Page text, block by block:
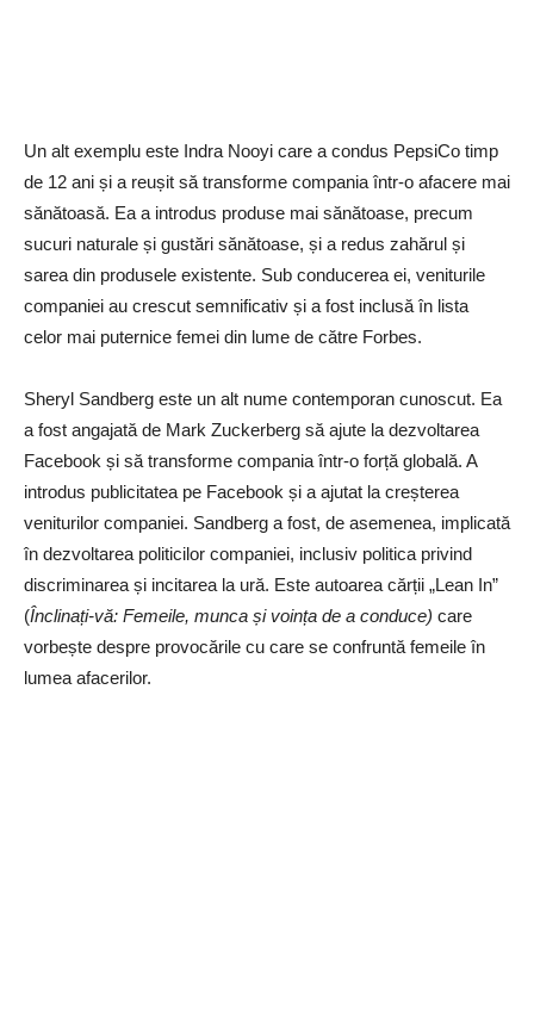
Un alt exemplu este Indra Nooyi care a condus PepsiCo timp
de 12 ani și a reușit să transforme compania într-o afacere mai
sănătoasă. Ea a introdus produse mai sănătoase, precum
sucuri naturale și gustări sănătoase, și a redus zahărul și
sarea din produsele existente. Sub conducerea ei, veniturile
companiei au crescut semnificativ și a fost inclusă în lista
celor mai puternice femei din lume de către Forbes.
Sheryl Sandberg este un alt nume contemporan cunoscut. Ea
a fost angajată de Mark Zuckerberg să ajute la dezvoltarea
Facebook și să transforme compania într-o forță globală. A
introdus publicitatea pe Facebook și a ajutat la creșterea
veniturilor companiei. Sandberg a fost, de asemenea, implicată
în dezvoltarea politicilor companiei, inclusiv politica privind
discriminarea și incitarea la ură. Este autoarea cărții „Lean In”
(Înclinați-vă: Femeile, munca și voința de a conduce) care
vorbește despre provocările cu care se confruntă femeile în
lumea afacerilor.